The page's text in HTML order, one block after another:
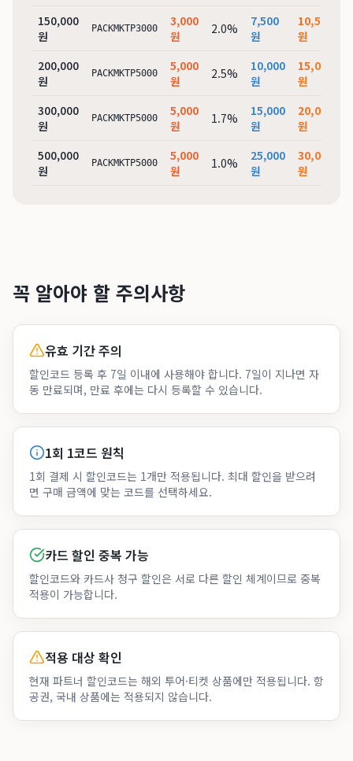
150,000
원
PACKMKTP3000
3,000
원
2.0%
7,500
원
10,500
원
200,000
원
PACKMKTP5000
5,000
원
2.5%
10,000
원
15,000
원
300,000
원
PACKMKTP5000
5,000
원
1.7%
15,000
원
20,000
원
500,000
원
PACKMKTP5000
5,000
원
1.0%
25,000
원
30,000
원
꼭 알아야 할 주의사항
유효 기간 주의
할인코드 등록 후 7일 이내에 사용해야 합니다. 7일이 지나면 자
동 만료되며, 만료 후에는 다시 등록할 수 있습니다.
1회 1코드 원칙
1회 결제 시 할인코드는 1개만 적용됩니다. 최대 할인을 받으려
면 구매 금액에 맞는 코드를 선택하세요.
카드 할인 중복 가능
할인코드와 카드사 청구 할인은 서로 다른 할인 체계이므로 중복
적용이 가능합니다.
적용 대상 확인
현재 파트너 할인코드는 해외 투어·티켓 상품에만 적용됩니다. 항
공권, 국내 상품에는 적용되지 않습니다.